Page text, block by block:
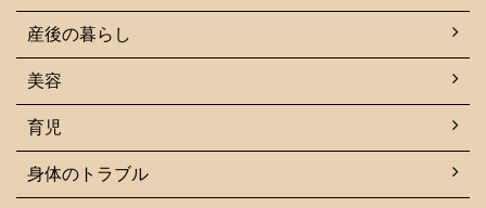
産後の暮らし
美容
育児
身体のトラブル